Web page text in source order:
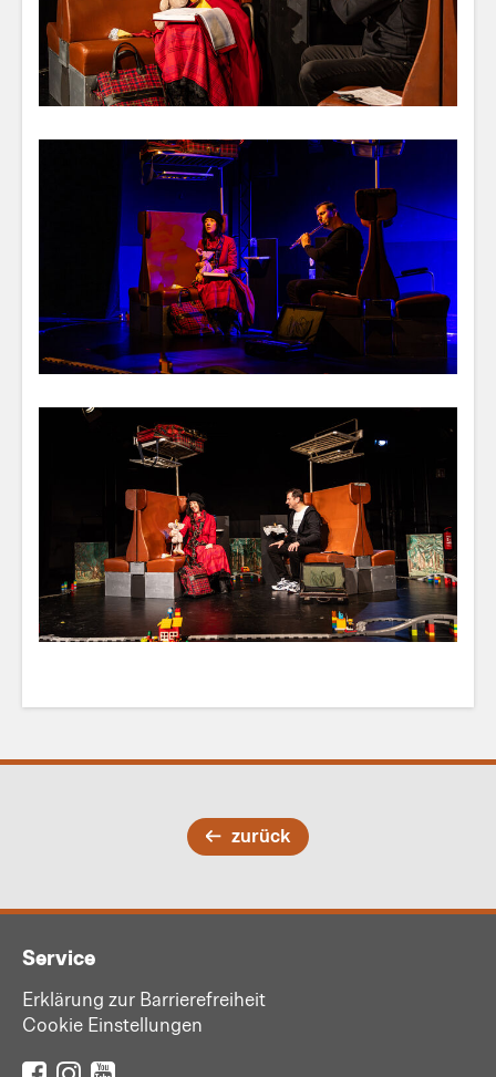
zurück
Service
Erklärung zur Barrierefreiheit
Cookie Einstellungen